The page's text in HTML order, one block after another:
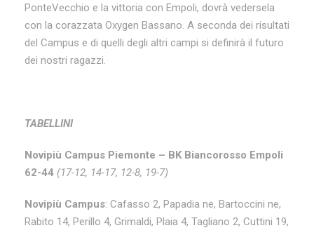
PonteVecchio e la vittoria con Empoli, dovrà vedersela
con la corazzata Oxygen Bassano. A seconda dei risultati
del Campus e di quelli degli altri campi si definirà il futuro
dei nostri ragazzi.
TABELLINI
Novipiù Campus Piemonte – BK Biancorosso Empoli
62-44 (17-12, 14-17, 12-8, 19-7)
Novipiù Campus: Cafasso 2, Papadia ne, Bartoccini ne,
Rabito 14, Perillo 4, Grimaldi, Plaia 4, Tagliano 2, Cuttini 19,